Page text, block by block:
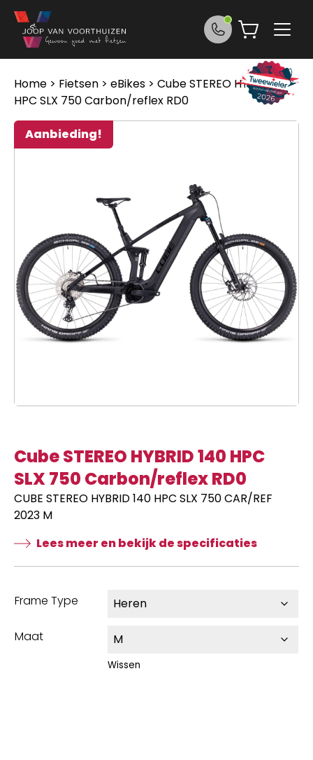
Ga naar de inhoud
Home > Fietsen > eBikes > Cube STEREO HYBRID 140
HPC SLX 750 Carbon/reflex RD0
Aanbieding!
Cube STEREO HYBRID 140 HPC
SLX 750 Carbon/reflex RD0
CUBE STEREO HYBRID 140 HPC SLX 750 CAR/REF
2023 M
Lees meer en bekijk de specificaties
Frame Type
Maat
Wissen